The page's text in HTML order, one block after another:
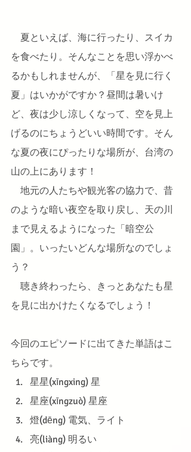
夏といえば、海に行ったり、スイカ
を食べたり。そんなことを思い浮かべ
るかもしれませんが、「星を見に行く
夏」はいかがですか？昼間は暑いけ
ど、夜は少し涼しくなって、空を見上
げるのにちょうどいい時間です。そん
な夏の夜にぴったりな場所が、台湾の
山の上にあります！
地元の人たちや観光客の協力で、昔
のような暗い夜空を取り戻し、天の川
まで見えるようになった「暗空公
園」。いったいどんな場所なのでしょ
う？
聴き終わったら、きっとあなたも星
を見に出かけたくなるでしょう！
今回のエピソードに出てきた単語はこ
ちらです。
星星(xīngxing) 星
星座(xīngzuò) 星座
燈(dēng) 電気、ライト
亮(liàng) 明るい